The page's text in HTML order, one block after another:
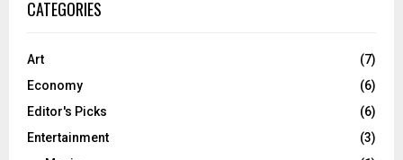
CATEGORIES
Art
(7)
Economy
(6)
Editor's Picks
(6)
Entertainment
(3)